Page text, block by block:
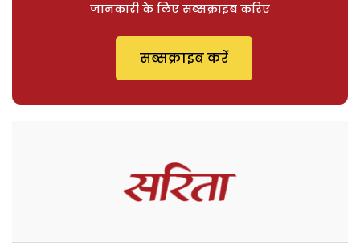
जानकारी के लिए सब्सक्राइब करिए
सब्सक्राइब करें